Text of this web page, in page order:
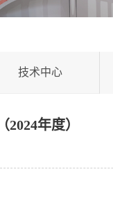
技术中心
年度）